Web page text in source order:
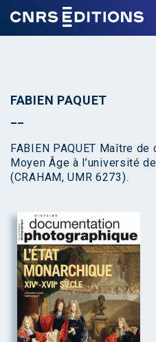
FABIEN PAQUET
FABIEN PAQUET Maître
Moyen Âge à l’université
(CRAHAM, UMR 6273).